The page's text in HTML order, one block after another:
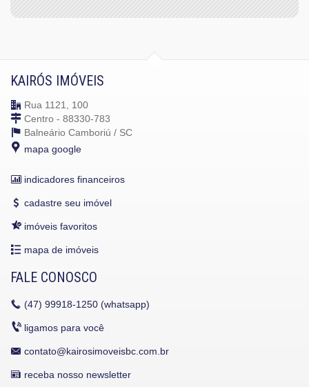
KAIRÓS IMÓVEIS
Rua 1121, 100
Centro - 88330-783
Balneário Camboriú / SC
mapa google
indicadores financeiros
cadastre seu imóvel
imóveis favoritos
mapa de imóveis
FALE CONOSCO
(47) 99918-1250 (whatsapp)
ligamos para você
contato@kairosimoveisbc.com.br
receba nosso newsletter